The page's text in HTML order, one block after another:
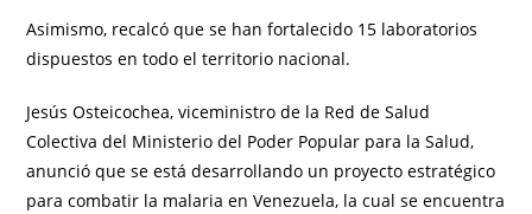
Asimismo, recalcó que se han fortalecido 15 laboratorios
dispuestos en todo el territorio nacional.
Jesús Osteicochea, viceministro de la Red de Salud
Colectiva del Ministerio del Poder Popular para la Salud,
anunció que se está desarrollando un proyecto estratégico
para combatir la malaria en Venezuela, la cual se encuentra